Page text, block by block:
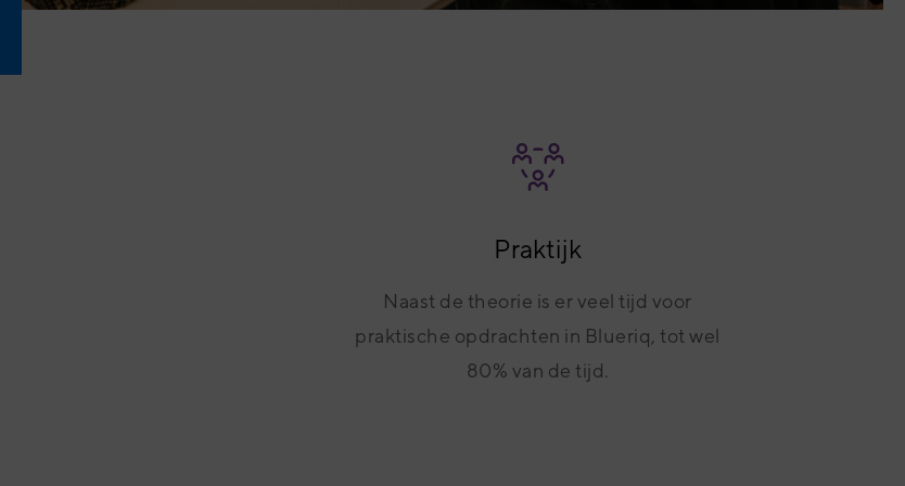
Praktijk
Naast de theorie is er veel tijd voor
praktische opdrachten in Blueriq, tot wel
80% van de tijd.